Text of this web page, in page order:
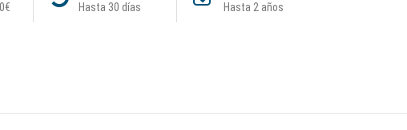
Hasta 30 días Hasta 2 años